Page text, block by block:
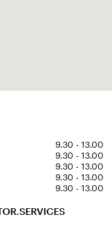
9.30 - 13.00
9.30 - 13.00
9.30 - 13.00
9.30 - 13.00
9.30 - 13.00